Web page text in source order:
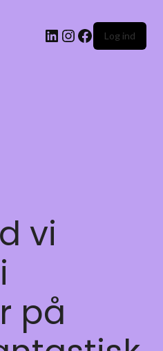
Log ind
vi
på